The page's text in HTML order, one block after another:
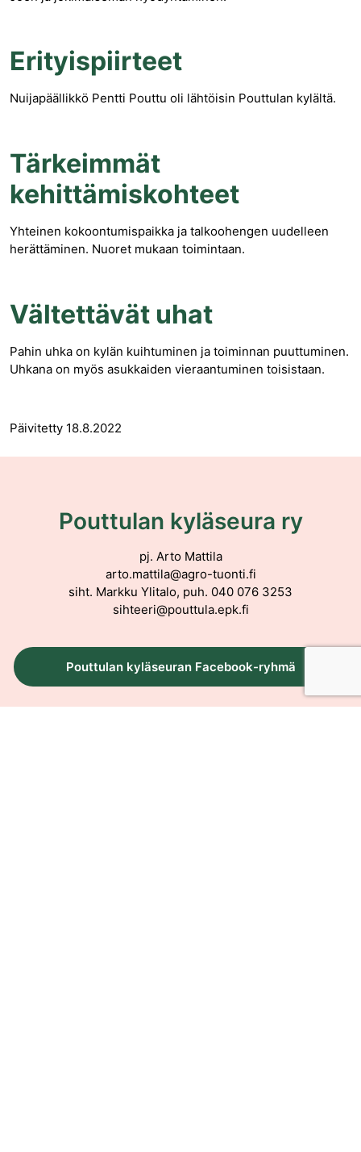
Erityispiirteet
Nuijapäällikkö Pentti Pouttu oli lähtöisin Pouttulan kylältä.
Tärkeimmät
kehittämiskohteet
Yhteinen kokoontumispaikka ja talkoohengen uudelleen
herättäminen. Nuoret mukaan toimintaan.
Vältettävät uhat
Pahin uhka on kylän kuihtuminen ja toiminnan puuttuminen.
Uhkana on myös asukkaiden vieraantuminen toisistaan.
Päivitetty 18.8.2022
Pouttulan kyläseura ry
pj. Arto Mattila
arto.mattila@agro-tuonti.fi
siht. Markku Ylitalo, puh. 040 076 3253
sihteeri@pouttula.epk.fi
Pouttulan kyläseuran Facebook-ryhmä